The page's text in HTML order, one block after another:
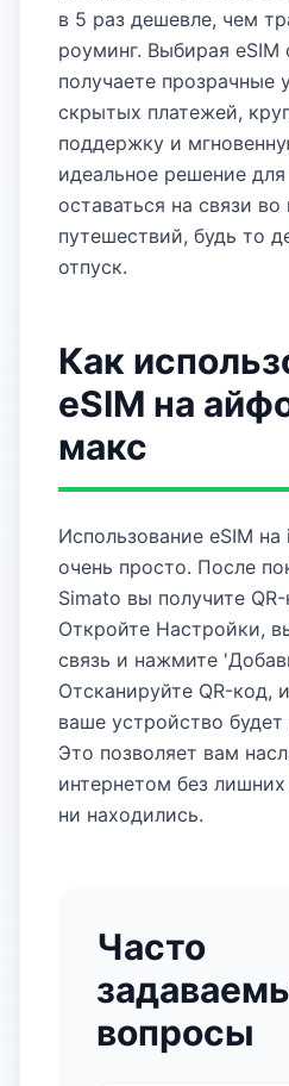
в 5 раз дешевле, чем
роуминг. Выбирая eSIM
получаете прозрачные
скрытых платежей,
поддержку и
идеальное решение
оставаться на связи во
путешествий, будь то
отпуск.
Как
eSIM на
макс
Использование eSIM на
очень просто. После
Simato вы получите
Откройте Настройки,
связь и нажмите
Отсканируйте QR-код,
ваше устройство будет
Это позволяет вам
интернетом без
ни находились.
Часто
вопросы